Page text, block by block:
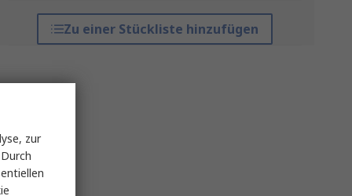
Zu einer Stückliste hinzufügen
zur